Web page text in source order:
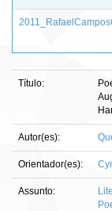
Título:
Autor(es):
Orientador(es):
Assunto: